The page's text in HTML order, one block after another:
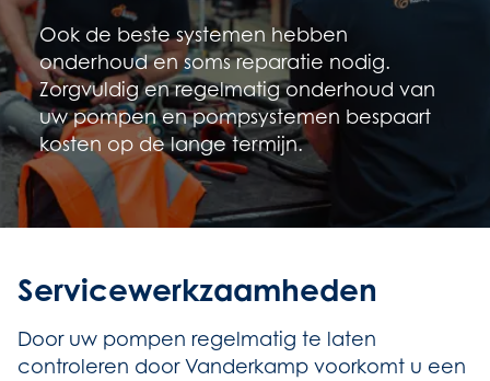
Ook de beste systemen hebben
onderhoud en soms reparatie nodig.
Zorgvuldig en regelmatig onderhoud van
uw pompen en pompsystemen bespaart
kosten op de lange termijn.
Servicewerkzaamheden
Door uw pompen regelmatig te laten
controleren door Vanderkamp voorkomt u een